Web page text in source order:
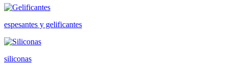
espesantes y gelificantes
siliconas